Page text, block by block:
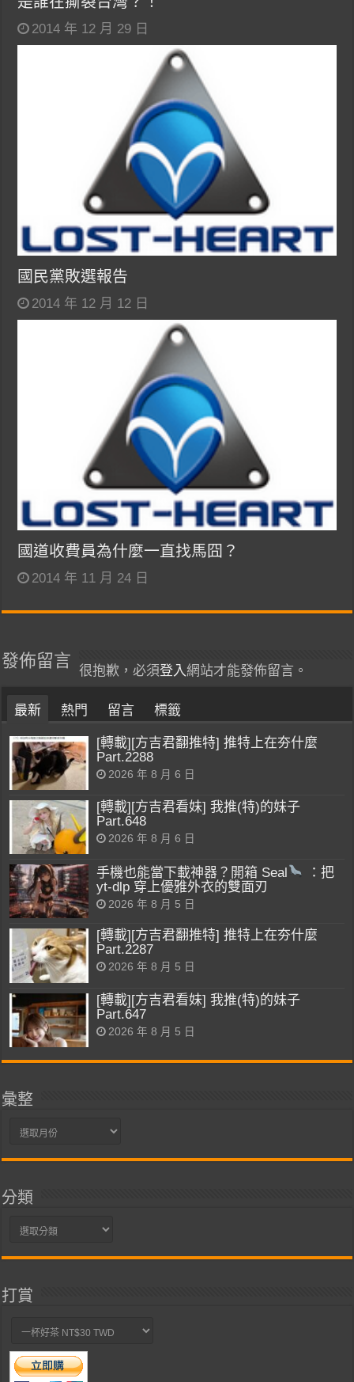
2014 年 12 月 29 日
國民黨敗選報告
2014 年 12 月 12 日
國道收費員為什麼一直找馬囧？
2014 年 11 月 24 日
發佈留言
很抱歉，必須登入網站才能發佈留言。
最新 熱門 留言 標籤
[轉載][方吉君翻推特] 推特上在夯什麼
Part.2288
2026 年 8 月 6 日
[轉載][方吉君看妹] 我推(特)的妹子
Part.648
2026 年 8 月 6 日
手機也能當下載神器？開箱 Seal
：把
yt-dlp 穿上優雅外衣的雙面刃
2026 年 8 月 5 日
[轉載][方吉君翻推特] 推特上在夯什麼
Part.2287
2026 年 8 月 5 日
[轉載][方吉君看妹] 我推(特)的妹子
Part.647
2026 年 8 月 5 日
彙整
彙
分類
分
打賞